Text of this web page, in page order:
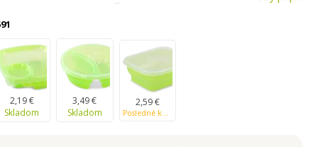
+ 250 + 250 ml.Rozměr 24,8 x 17,9 x 6,2 cm Krabička je
diety, uchování a přenášení potravin. Využijte ji pro
svačin do práce.Náš TIP: připravte manželovi ...
2,19 €
Skladom
3,49 €
Skladom
2,59 €
Posledné kusy na sklade